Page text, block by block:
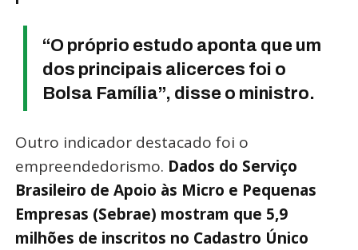
“O próprio estudo aponta que um
dos principais alicerces foi o
Bolsa Família”, disse o ministro.
Outro indicador destacado foi o
empreendedorismo. Dados do Serviço
Brasileiro de Apoio às Micro e Pequenas
Empresas (Sebrae) mostram que 5,9
milhões de inscritos no Cadastro Único